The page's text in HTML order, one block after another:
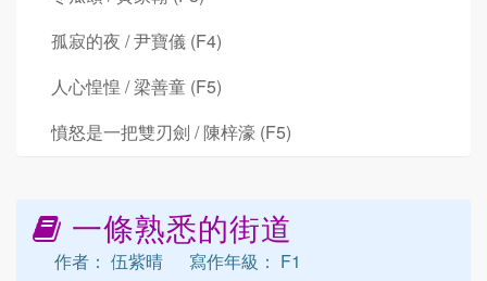
孤寂的夜 / 尹寶儀 (F4)
人心惶惶 / 梁善童 (F5)
憤怒是一把雙刃劍 / 陳梓濠 (F5)
一條熟悉的街道
作者： 伍紫晴
寫作年級： F1